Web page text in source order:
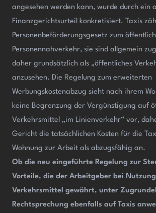
angesehen werden kann, wurde durch ein
Finanzgerichtsurteil konkretisiert. Taxis
Personenbeförderungsgesetz zum
Personennahverkehr, sie sind allgemein
daher grundsätzlich als „öffentliches
anzusehen. Die Regelung zum erweiterten
Werbungskostenabzug sieht nach ihrem
keine Begrenzung der Vergünstigung auf
Verkehrsmittel „im Linienverkehr“ vor,
Gericht die tatsächlichen Kosten für die
Wohnung zur Arbeit als abzugsfähig an.
Ob die neu eingeführte Regelung zur
Vorteile, die der Arbeitgeber bei
Verkehrsmittel gewährt, unter
Rechtsprechung ebenfalls auf Taxis